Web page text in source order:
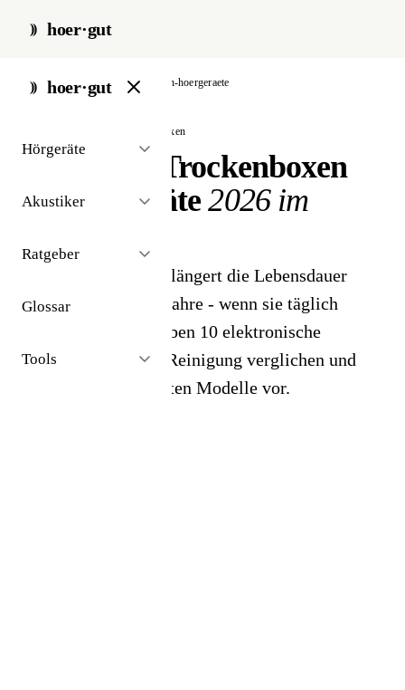
hoer·gut
hoer·gut
Hörgeräte
Akustiker
Ratgeber
Glossar
Tools
start / zubehör / trockenboxen-hoergeraete
// hörgeräte-zubehör · trockenboxen
Die besten Trockenboxen
für Hörgeräte2026 im
Eine Trockenbox verlängert die Lebensdauer
Ihrer Hörgeräte um Jahre - wenn sie täglich
genutzt wird. Wir haben 10 elektronische
Trockner mit UV-C-Reinigung verglichen und
stellen Ihnen die besten Modelle vor.